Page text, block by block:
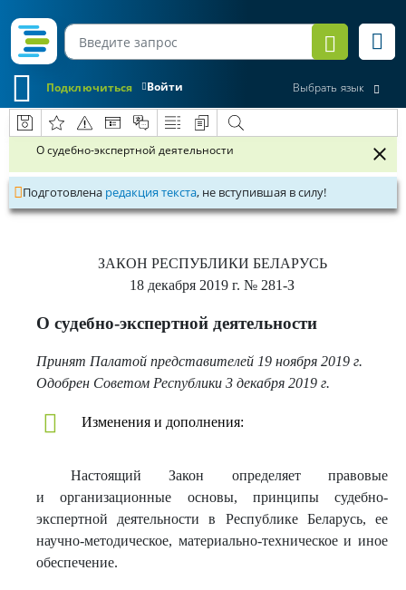
Войти
Подключиться Выбрать язык
О судебно-экспертной деятельности
Подготовлена редакция текста, не вступившая в силу!
ЗАКОН РЕСПУБЛИКИ БЕЛАРУСЬ
18 декабря 2019 г. № 281-З
О судебно-экспертной деятельности
Принят Палатой представителей 19 ноября 2019 г.
Одобрен Советом Республики 3 декабря 2019 г.
Изменения и дополнения:
Настоящий Закон определяет правовые
и организационные основы, принципы судебно-
экспертной деятельности в Республике Беларусь, ее
научно-методическое, материально-техническое и иное
обеспечение.